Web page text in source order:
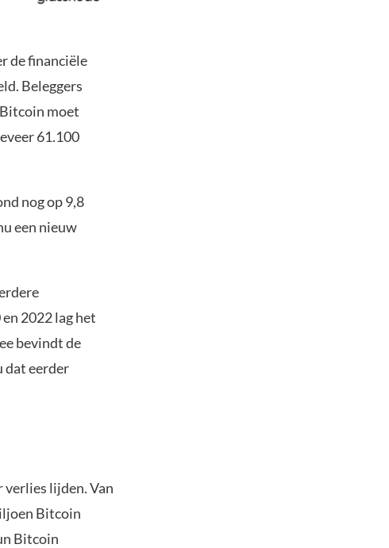
de financiële
Beleggers
moet
61.100
nog op 9,8
een nieuw
2022 lag het
bevindt de
dat eerder
verlies lijden. Van
Bitcoin
Bitcoin